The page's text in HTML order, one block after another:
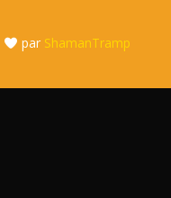
par ShamanTramp